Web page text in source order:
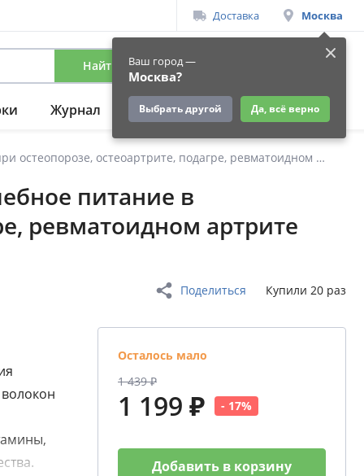
Доставка Москва
Ваш город —
Москва?
Выбрать другой Да, всё верно
Найти Вход
Журнал Подарки Ещё
Лечебное питание в комплексной терапии при остеопорозе, остеоартрите, подагре, ревматоидном артрите
питание в
ревматоидном артрите
Поделиться Купили 20 раз
Осталось мало
1 439 ₽
1 199 ₽ - 17%
Добавить в корзину